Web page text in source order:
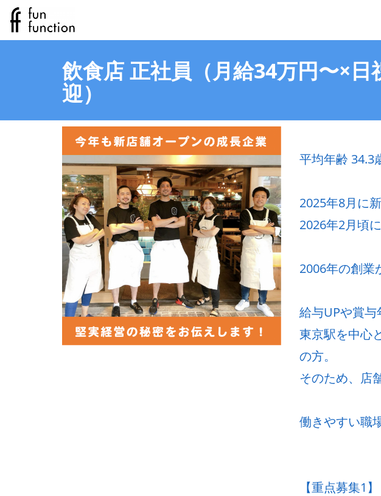
飲食店 正社員（月給34万円〜×
迎）
平均年齢 34.3
2025年8月に
2026年2月頃
2006年の創業
給与UPや賞与
東京駅を中心
の方。
そのため、店
働きやすい職
【重点募集1】